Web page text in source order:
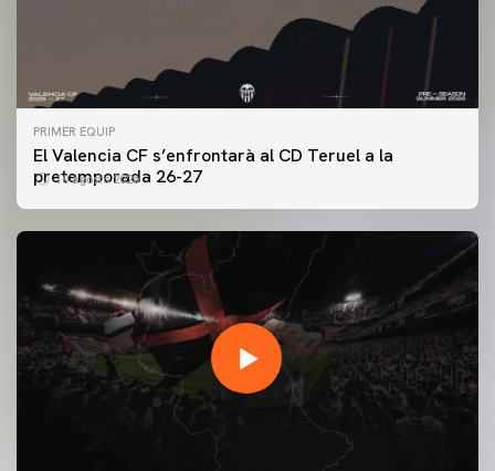
PRIMER EQUIP
El Valencia CF s’enfrontarà al CD Teruel a la
pretemporada 26-27
10 agosto 2026